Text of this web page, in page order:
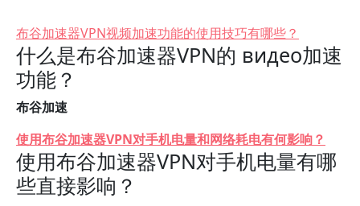
布谷加速器VPN视频加速功能的使用技巧有哪些？
什么是布谷加速器VPN的 видео加速
功能？
布谷加速
使用布谷加速器VPN对手机电量和网络耗电有何影响？
使用布谷加速器VPN对手机电量有哪
些直接影响？